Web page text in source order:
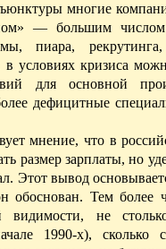
многие
— большим числом
пиара, рекрутинга,
условиях кризиса
для основной
дефицитные
мнение, что в
размер зарплаты, но
Этот вывод
обоснован. Тем более
видимости, не
1990-х), сколько